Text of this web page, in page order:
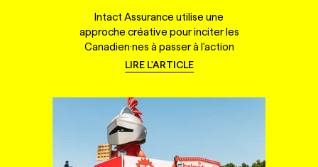
Intact Assurance utilise une
approche créative pour inciter les
Canadien·nes à passer à l'action
LIRE L'ARTICLE